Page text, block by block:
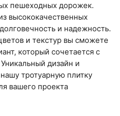
район, село
75 (вывеска "Мир
до 16:00
пешеходных дорожек.
высококачественных
и надежность.
и текстур вы сможете
который сочетается с
дизайн и
тротуарную плитку
вашего проекта